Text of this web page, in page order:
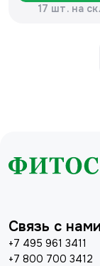
17 шт. на
Связь с нами
+7 495 961 3411
+7 800 700 3412